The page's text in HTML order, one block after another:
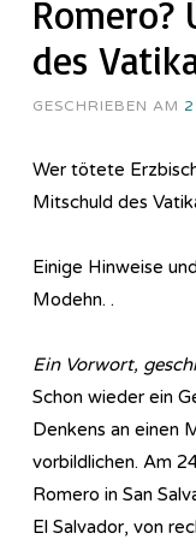
Romero?
des
GESCHRIEBEN AM
Wer tötete
Mitschuld des
Einige Hinweise
Modehn. .
Ein Vorwort,
Schon wieder ein
Denkens an einen
vorbildlichen. Am
Romero in San
El Salvador, von